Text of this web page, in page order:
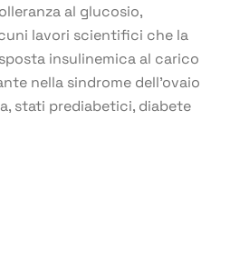
al glucosio,
lavori scientifici che la
insulinemica al carico
nella sindrome dell’ovaio
stati prediabetici, diabete